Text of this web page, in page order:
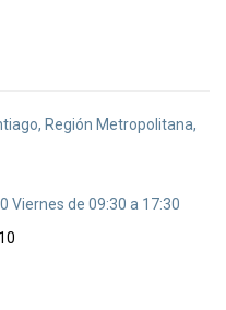
Región Metropolitana,
Viernes de 09:30 a 17:30